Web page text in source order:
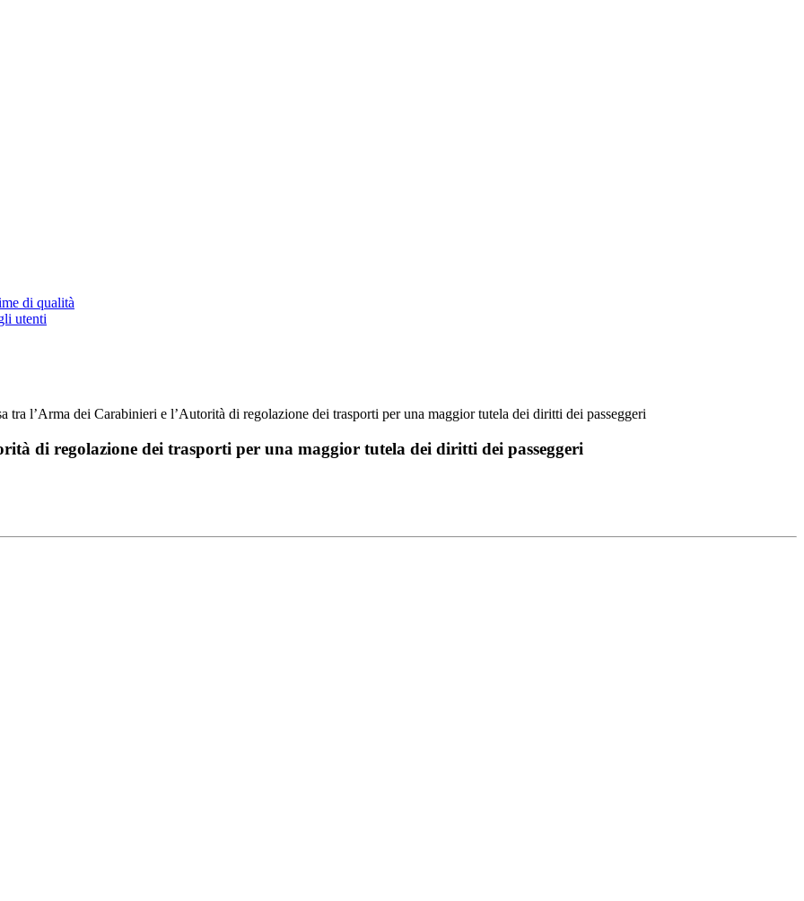
di qualità
utenti
tra l’Arma dei Carabinieri e l’Autorità di regolazione dei trasporti per una maggior tutela dei diritti dei passeggeri
di regolazione dei trasporti per una maggior tutela dei diritti dei passeggeri